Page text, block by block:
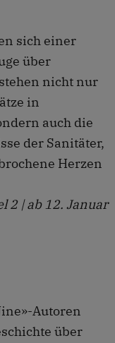
sich einer
über
nicht nur
in
auch die
der Sanitäter,
Herzen
2 | ab 12. Januar
Autoren
über